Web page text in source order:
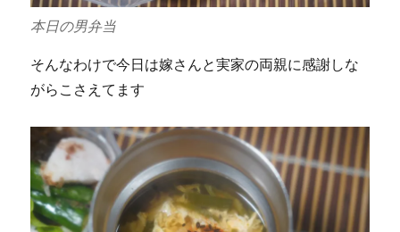
本日の男弁当
そんなわけで今日は嫁さんと実家の両親に感謝しな
がらこさえてます